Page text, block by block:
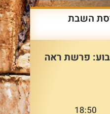
השבת
פרשת ראה
18:50